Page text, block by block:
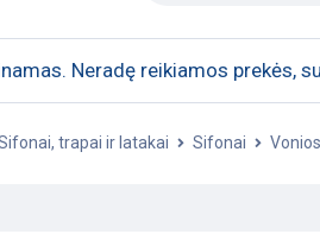
Neradę reikiamos prekės,
trapai ir latakai Sifonai